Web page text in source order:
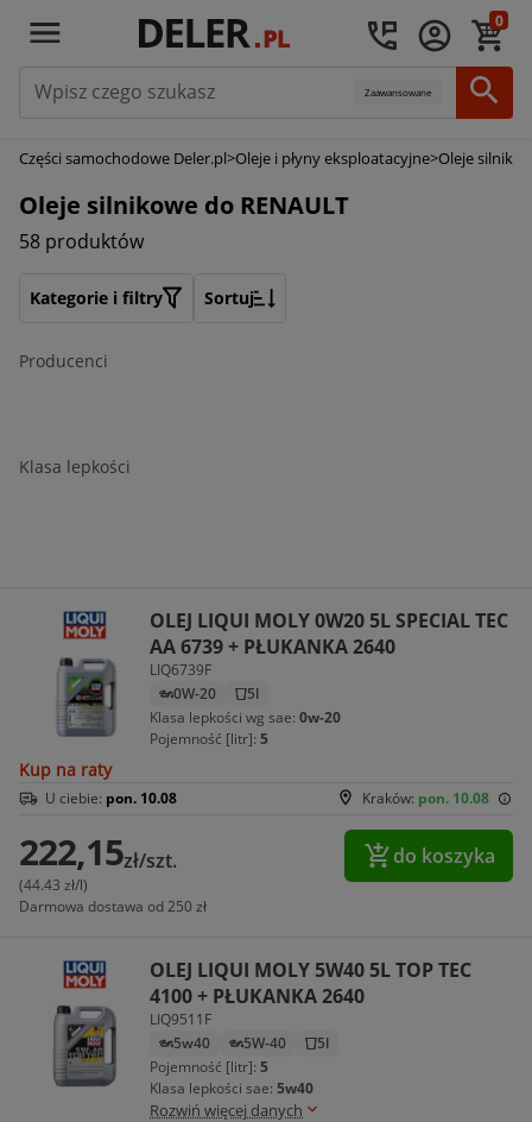
0
Zaawansowane
Części samochodowe Deler.pl>Oleje i płyny eksploatacyjne>Oleje
Oleje silnikowe do RENAULT
58 produktów
Kategorie i filtry Sortuj
Producenci
Klasa lepkości
OLEJ LIQUI MOLY 0W20 5L SPECIAL TEC
AA 6739 + PŁUKANKA 2640
LIQ6739F
0W-20
5l
Klasa lepkości wg sae: 0w-20
Pojemność [litr]: 5
Kup na raty
Kraków: pon. 10.08
U ciebie: pon. 10.08
222,15zł/szt.
(44.43 zł/l)
Darmowa dostawa od 250 zł
do koszyka
OLEJ LIQUI MOLY 5W40 5L TOP TEC
4100 + PŁUKANKA 2640
LIQ9511F
5l
5w40
5W-40
Pojemność [litr]: 5
Klasa lepkości sae: 5w40
Rozwiń więcej danych